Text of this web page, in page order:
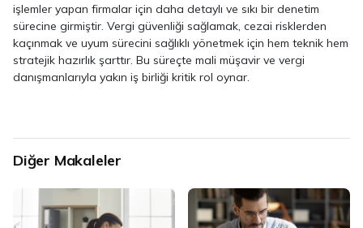
işlemler yapan firmalar için daha detaylı ve sıkı bir denetim
sürecine girmiştir. Vergi güvenliği sağlamak, cezai risklerden
kaçınmak ve uyum sürecini sağlıklı yönetmek için hem teknik hem
stratejik hazırlık şarttır. Bu süreçte mali müşavir ve vergi
danışmanlarıyla yakın iş birliği kritik rol oynar.
Diğer Makaleler